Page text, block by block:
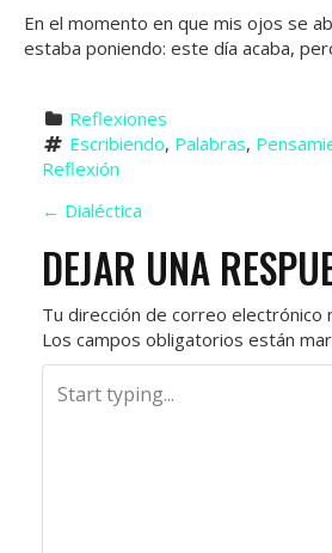
En el momento en que mis ojos se
estaba poniendo: este día acaba,
Reflexiones
Escribiendo, Palabras,
Reflexión
N
A
V
E
← Dialéctica
DEJAR UNA
Tu dirección de correo electrónico
Los campos obligatorios están